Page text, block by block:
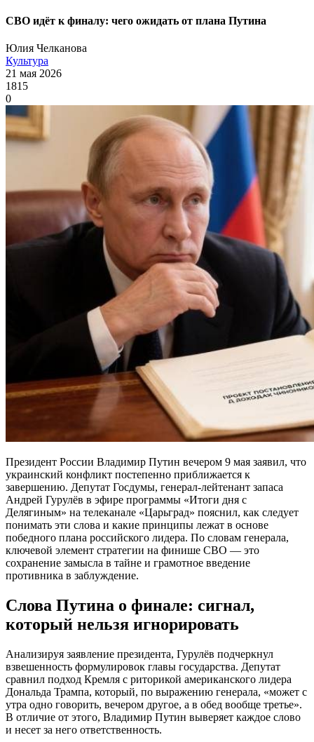
СВО идёт к финалу: чего ожидать от плана Путина
Юлия Челканова
Культура
21 мая 2026
1815
0
Президент России Владимир Путин вечером 9 мая заявил, что
украинский конфликт постепенно приближается к
завершению. Депутат Госдумы, генерал-лейтенант запаса
Андрей Гурулёв в эфире программы «Итоги дня с
Делягиным» на телеканале «Царьград» пояснил, как следует
понимать эти слова и какие принципы лежат в основе
победного плана российского лидера. По словам генерала,
ключевой элемент стратегии на финише СВО — это
сохранение замысла в тайне и грамотное введение
противника в заблуждение.
Слова Путина о финале: сигнал,
который нельзя игнорировать
Анализируя заявление президента, Гурулёв подчеркнул
взвешенность формулировок главы государства. Депутат
сравнил подход Кремля с риторикой американского лидера
Дональда Трампа, который, по выражению генерала, «может с
утра одно говорить, вечером другое, а в обед вообще третье».
В отличие от этого, Владимир Путин выверяет каждое слово
и несет за него ответственность.